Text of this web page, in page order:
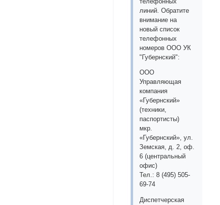
линий. Обратите
внимание на
новый список
телефонных
номеров ООО УК
"Губернский":
ООО
Управляющая
компания
«Губернский»
(техники,
паспортисты)
мкр.
«Губернский», ул.
Земская, д. 2, оф.
6 (центральный
офис)
Тел.: 8 (495) 505-
69-74
Диспетчерская